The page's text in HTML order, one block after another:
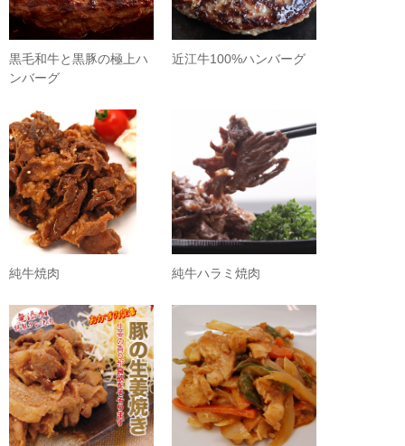
黒毛和牛と黒豚の極上ハ
ンバーグ
近江牛100%ハンバーグ
純牛焼肉 純牛ハラミ焼肉